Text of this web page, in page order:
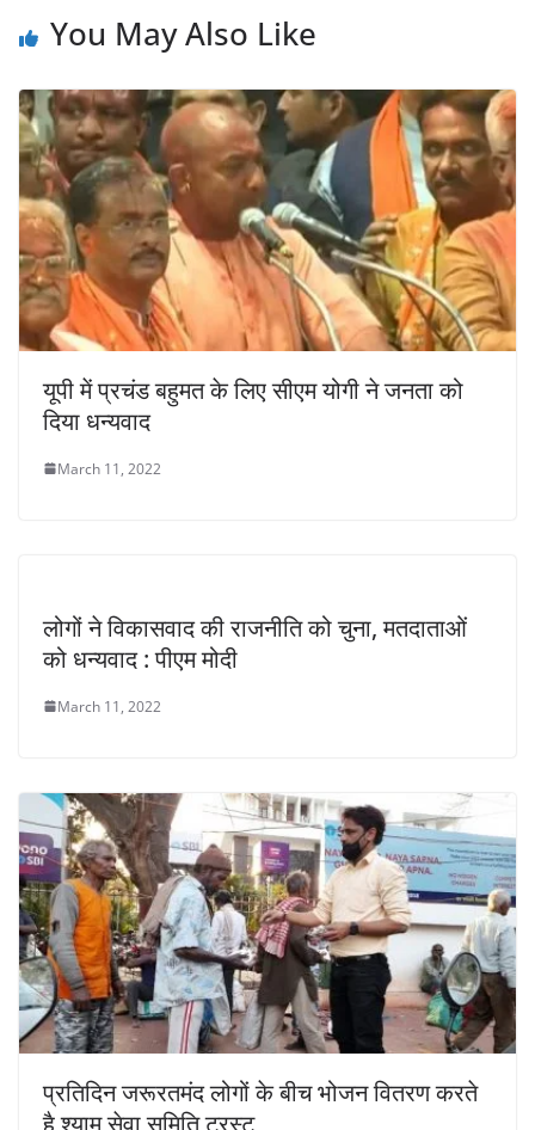
You May Also Like
यूपी में प्रचंड बहुमत के लिए सीएम योगी ने जनता को
दिया धन्यवाद
March 11, 2022
लोगों ने विकासवाद की राजनीति को चुना, मतदाताओं
को धन्यवाद : पीएम मोदी
March 11, 2022
प्रतिदिन जरूरतमंद लोगों के बीच भोजन वितरण करते